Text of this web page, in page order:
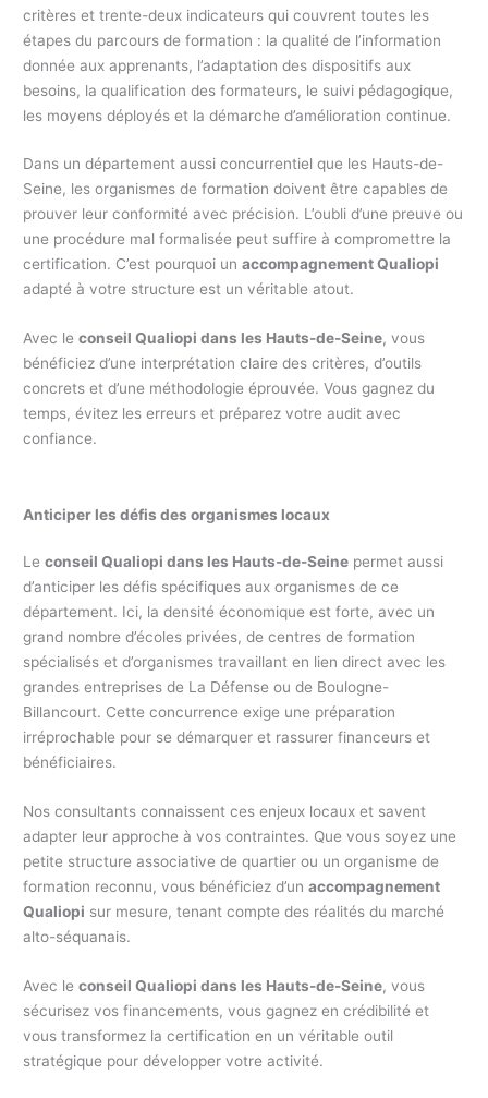
critères et trente-deux indicateurs qui couvrent toutes les
étapes du parcours de formation : la qualité de l’information
donnée aux apprenants, l’adaptation des dispositifs aux
besoins, la qualification des formateurs, le suivi pédagogique,
les moyens déployés et la démarche d’amélioration continue.
Dans un département aussi concurrentiel que les Hauts-de-
Seine, les organismes de formation doivent être capables de
prouver leur conformité avec précision. L’oubli d’une preuve ou
une procédure mal formalisée peut suffire à compromettre la
certification. C’est pourquoi unaccompagnement Qualiopi
adapté à votre structure est un véritable atout.
Avec leconseil Qualiopi dans les Hauts-de-Seine, vous
bénéficiez d’une interprétation claire des critères, d’outils
concrets et d’une méthodologie éprouvée. Vous gagnez du
temps, évitez les erreurs et préparez votre audit avec
confiance.
Anticiper les défis des organismes locaux
Leconseil Qualiopi dans les Hauts-de-Seine permet aussi
d’anticiper les défis spécifiques aux organismes de ce
département. Ici, la densité économique est forte, avec un
grand nombre d’écoles privées, de centres de formation
spécialisés et d’organismes travaillant en lien direct avec les
grandes entreprises de La Défense ou de Boulogne-
Billancourt. Cette concurrence exige une préparation
irréprochable pour se démarquer et rassurer financeurs et
bénéficiaires.
Nos consultants connaissent ces enjeux locaux et savent
adapter leur approche à vos contraintes. Que vous soyez une
petite structure associative de quartier ou un organisme de
formation reconnu, vous bénéficiez d’unaccompagnement
Qualiopi sur mesure, tenant compte des réalités du marché
alto-séquanais.
Avec leconseil Qualiopi dans les Hauts-de-Seine, vous
sécurisez vos financements, vous gagnez en crédibilité et
vous transformez la certification en un véritable outil
stratégique pour développer votre activité.